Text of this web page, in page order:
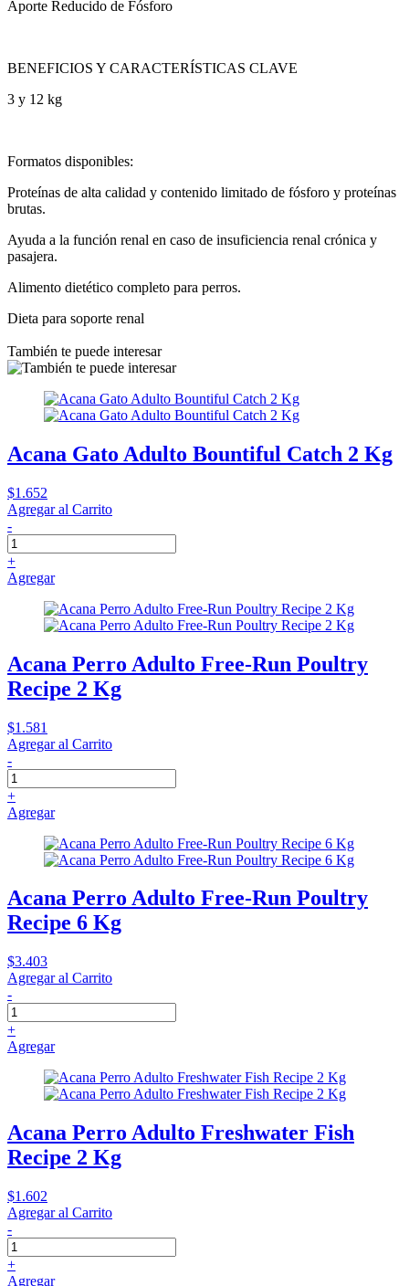
Aporte Reducido de Fósforo
BENEFICIOS Y CARACTERÍSTICAS CLAVE
3 y 12 kg
Formatos disponibles:
Proteínas de alta calidad y contenido limitado de fósforo y proteínas
brutas.
Ayuda a la función renal en caso de insuficiencia renal crónica y
pasajera.
Alimento dietético completo para perros.
Dieta para soporte renal
También te puede interesar
Acana Gato Adulto Bountiful Catch 2 Kg
$1.652
Agregar al Carrito
-
+
Agregar
Acana Perro Adulto Free-Run Poultry
Recipe 2 Kg
$1.581
Agregar al Carrito
-
+
Agregar
Acana Perro Adulto Free-Run Poultry
Recipe 6 Kg
$3.403
Agregar al Carrito
-
+
Agregar
Acana Perro Adulto Freshwater Fish
Recipe 2 Kg
$1.602
Agregar al Carrito
-
+
Agregar